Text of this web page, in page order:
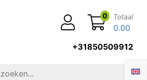
+31850509912
0 Totaal
0.00